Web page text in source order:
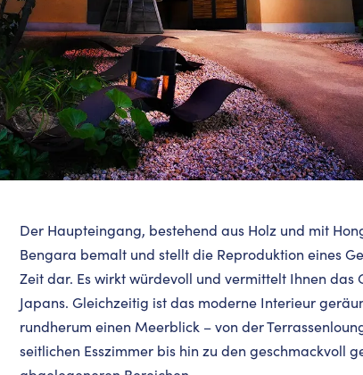
Der Haupteingang, bestehend aus Holz und mit
Bengara bemalt und stellt die Reproduktion eines
Zeit dar. Es wirkt würdevoll und vermittelt Ihnen das
Japans. Gleichzeitig ist das moderne Interieur
rundherum einen Meerblick – von der
seitlichen Esszimmer bis hin zu den geschmackvoll